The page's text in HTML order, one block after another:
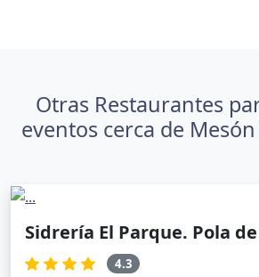
Otras Restaurantes
eventos cerca de
Sidrería El Parque. Pola
4.3